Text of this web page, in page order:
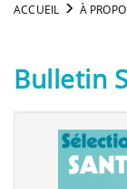
ACCUEIL À
Bulletin